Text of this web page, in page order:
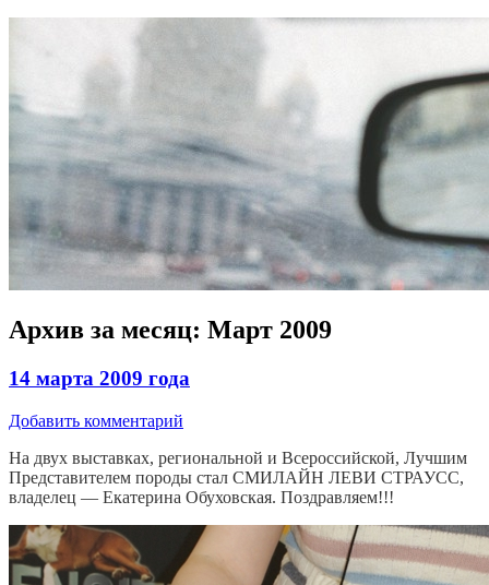
Архив за месяц: Март 2009
14 марта 2009 года
Добавить комментарий
На двух выставках, региональной и Всероссийской, Лучшим
Представителем породы стал СМИЛАЙН ЛЕВИ СТРАУСС,
владелец — Екатерина Обуховская. Поздравляем!!!